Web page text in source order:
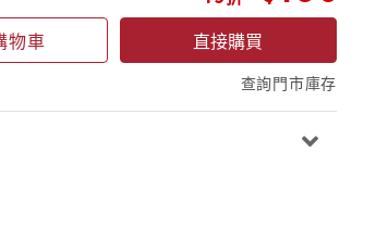
物車 直接購買
查詢門市庫存